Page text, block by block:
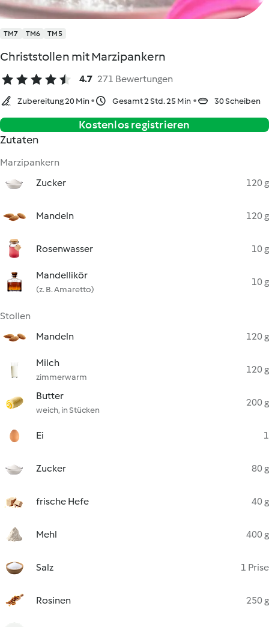
TM7 TM6 TM5
Christstollen mit Marzipankern
4.7 271 Bewertungen
Zubereitung 20 Min Gesamt 2 Std. 25 Min 30 Scheiben
Kostenlos registrieren
Zutaten
Marzipankern
Zucker
120 g
Mandeln 120 g
Rosenwasser 10 g
Mandellikör
(z. B. Amaretto)
10 g
Stollen
Mandeln
120 g
Milch
zimmerwarm
120 g
Butter
weich, in Stücken
200 g
Ei 1
Zucker 80 g
frische Hefe 40 g
Mehl 400 g
Salz 1 Prise
Rosinen 250 g